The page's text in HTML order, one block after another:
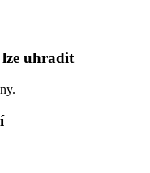
uhradit